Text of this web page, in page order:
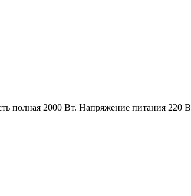
2000 Вт. Напряжение питания 220